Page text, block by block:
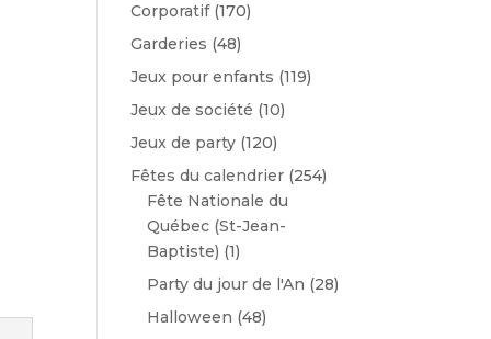
Corporatif (170)
Garderies (48)
Jeux pour enfants (119)
Jeux de société (10)
Jeux de party (120)
Fêtes du calendrier (254)
Fête Nationale du
Québec (St-Jean-
Baptiste) (1)
Party du jour de l'An (28)
Halloween (48)